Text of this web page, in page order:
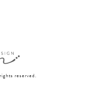
reserved.